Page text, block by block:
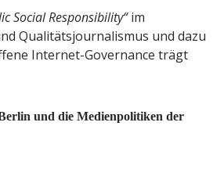
Social Responsibility“im
Qualitätsjournalismus und dazu
Internet-Governance trägt
und die Medienpolitiken der